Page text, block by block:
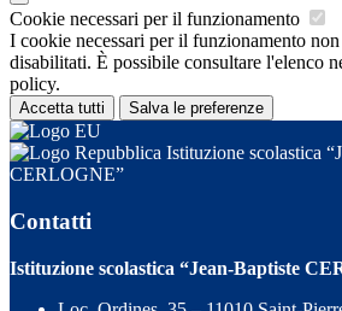
Cookie necessari per il funzionamento
I cookie necessari per il funzionamento non
disabilitati. È possibile consultare l'elenco
policy.
Accetta tutti Salva le preferenze
Istituzione scolastica
CERLOGNE”
Contatti
Istituzione scolastica “Jean-Baptiste